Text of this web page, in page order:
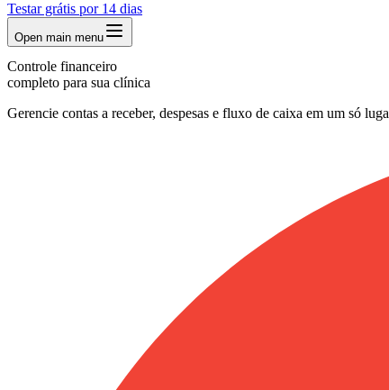
Testar grátis por 14 dias
Open main menu
Controle financeiro
completo para sua clínica
Gerencie contas a receber, despesas e fluxo de caixa em um só